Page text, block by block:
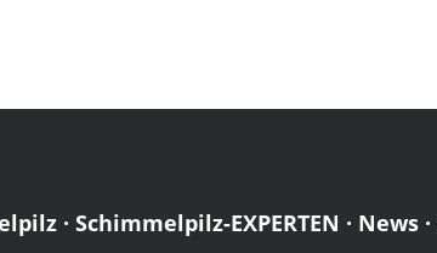
· Schimmelpilz-EXPERTEN · News·